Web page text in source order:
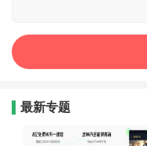
最新专题